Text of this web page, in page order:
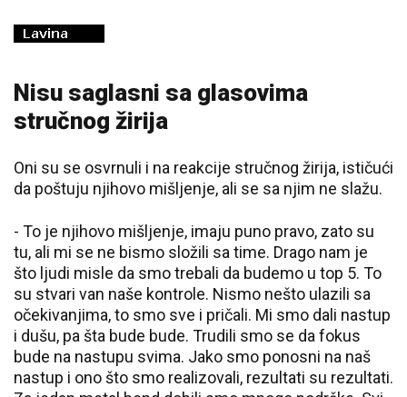
Nisu saglasni sa glasovima
stručnog žirija
Oni su se osvrnuli i na reakcije stručnog žirija, ističući
da poštuju njihovo mišljenje, ali se sa njim ne slažu.
- To je njihovo mišljenje, imaju puno pravo, zato su
tu, ali mi se ne bismo složili sa time. Drago nam je
što ljudi misle da smo trebali da budemo u top 5. To
su stvari van naše kontrole. Nismo nešto ulazili sa
očekivanjima, to smo sve i pričali. Mi smo dali nastup
i dušu, pa šta bude bude. Trudili smo se da fokus
bude na nastupu svima. Jako smo ponosni na naš
nastup i ono što smo realizovali, rezultati su rezultati.